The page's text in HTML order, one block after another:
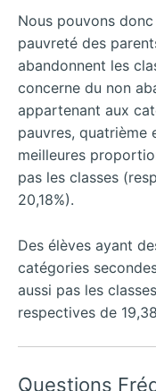
Nous pouvons
pauvreté des
abandonnent les
concerne du non
appartenant aux
pauvres, quatrième
meilleures
pas les classes
20,18%).
Des élèves ayant
catégories
aussi pas les
respectives de
Questions